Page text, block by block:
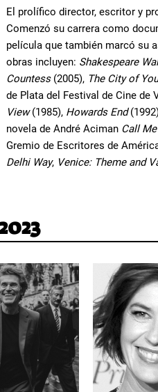
El prolífico director, escritor y
Comenzó su carrera como
película que también marcó su
obras incluyen: Shakespeare
Countess(2005), The City of
de Plata del Festival de Cine
View(1985), Howards End
novela de André Aciman Call
Gremio de Escritores de
Delhi Way, Venice: Theme and